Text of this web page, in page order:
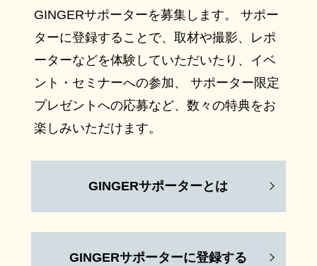
GINGERサポーターを募集します。 サポー
ターに登録することで、取材や撮影、レポ
ーターなどを体験していただいたり、イベ
ント・セミナーへの参加、 サポーター限定
プレゼントへの応募など、数々の特典をお
楽しみいただけます。
GINGERサポーターとは
GINGERサポーターに登録する